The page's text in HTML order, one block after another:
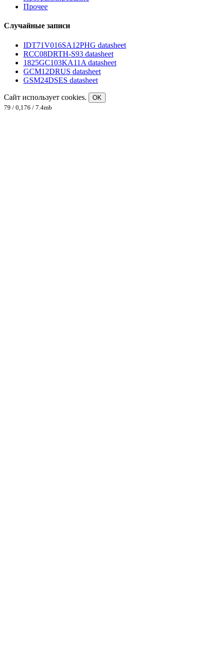
Прочее
Случайные записи
IDT71V016SA12PHG datasheet
RCC08DRTH-S93 datasheet
1825GC103KA11A datasheet
GCM12DRUS datasheet
GSM24DSES datasheet
Сайт использует cookies.
OK
79 / 0,176 / 7.4mb